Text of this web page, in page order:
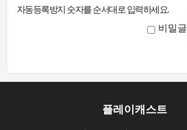
자동등록방지 숫자를 순서대로 입력하세요.
비밀글
플레이캐스트